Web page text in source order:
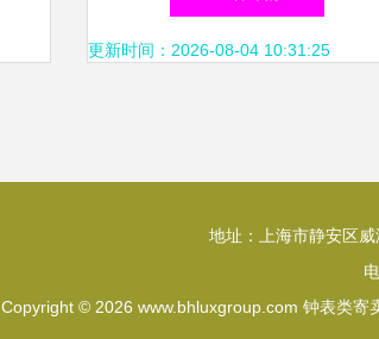
式的时计传奇
更新时间：2026-08-04 10:31:25
地址：上海市静安区
Copyright © 2026 www.bhluxgroup.com 钟表类寄